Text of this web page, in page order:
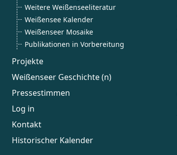
Weitere Weißenseeliteratur
Weißensee Kalender
Weißenseer Mosaike
Publikationen in Vorbereitung
Projekte
Weißenseer Geschichte (n)
Pressestimmen
Log in
Kontakt
Historischer Kalender